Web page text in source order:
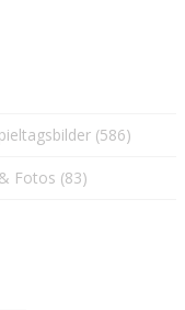
(586)
Fotos (83)